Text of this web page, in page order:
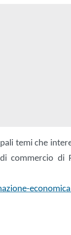
temi che
commercio di